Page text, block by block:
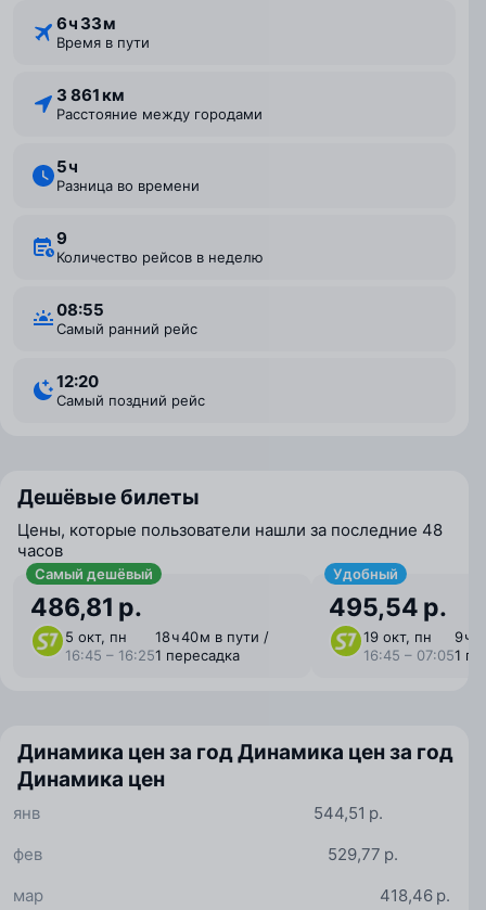
6 ⁠ч 33 ⁠м
Время в пути
3 861 км
Расстояние между городами
5 ⁠ч
Разница во времени
9
Количество рейсов в неделю
08:55
Самый ранний рейс
12:20
Самый поздний рейс
Дешёвые билеты
Цены, которые пользователи нашли за последние 48
часов
Самый дешёвый
486,81 р.
5 окт, пн
16:45 – 16:25
18 ⁠ч 40 ⁠м в пути /
1 пересадка
Удобный
495,54 р.
19 окт, пн
16:45 – 07:05
9 ⁠ч
1
Динамика цен за годДинамика цен за год
Динамика цен
544,51 р.
янв
529,77 р.
фев
418,46 р.
мар